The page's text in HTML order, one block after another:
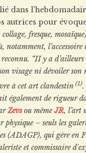
dans
autrices pour
fresque, mosaïque)
l’accessoire
“II y a
visage ni dévoiler son
à cet art clandestin (1)
également de rigueur
Zevsou mêmeJR, l’art
physique – seuls les
(ADAGP), qui gère en
et commissaire